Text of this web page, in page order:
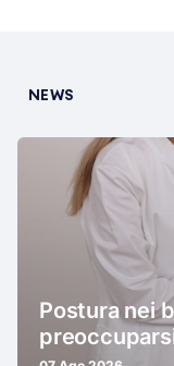
NEWS
Postura nei